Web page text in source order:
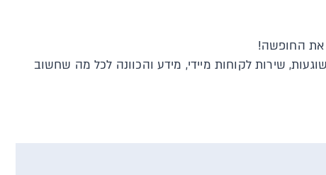
את החופשה!
שירות לקוחות מיידי, מידע והכוונה לכל מה שחשוב